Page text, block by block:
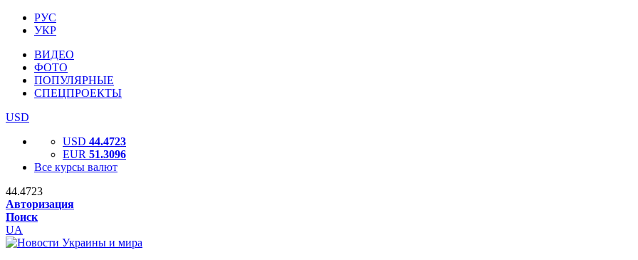
РУС
УКР
ВИДЕО
ФОТО
ПОПУЛЯРНЫЕ
СПЕЦПРОЕКТЫ
USD
USD 44.4723
EUR 51.3096
Все курсы валют
44.4723
Авторизация
Поиск
UA